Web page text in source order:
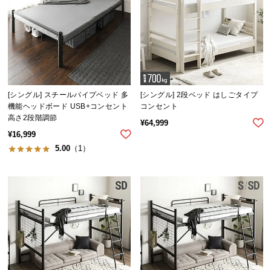
大
型
商
品
の
配
送
に
つ
い
型
商
品
の
配
[シングル] スチールパイプベッド 多
機能ヘッドボード USB+コンセント
高さ2段階調節
¥16,999
5.00 （1）
[シングル] 2段ベッド はしごタイプ
コンセント
¥64,999